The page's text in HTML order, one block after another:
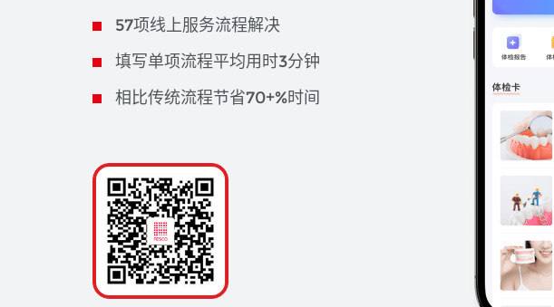
57项线上服务流程解决
填写单项流程平均用时3分钟
相比传统流程节省70+%时间